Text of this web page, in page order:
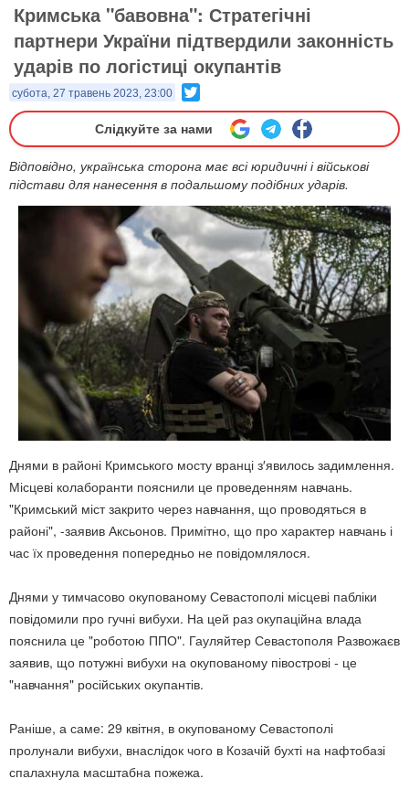
Кримська "бавовна": Стратегічні
партнери України підтвердили законність
ударів по логістиці окупантів
субота, 27 травень 2023, 23:00
Слідкуйте за нами
Відповідно, українська сторона має всі юридичні і військові
підстави для нанесення в подальшому подібних ударів.
Днями в районі Кримського мосту вранці з′явилось задимлення.
Місцеві колаборанти пояснили це проведенням навчань.
"Кримський міст закрито через навчання, що проводяться в
районі", -заявив Аксьонов. Примітно, що про характер навчань і
час їх проведення попередньо не повідомлялося.
Днями у тимчасово окупованому Севастополі місцеві пабліки
повідомили про гучні вибухи. На цей раз окупаційна влада
пояснила це "роботою ППО". Гауляйтер Севастополя Развожаєв
заявив, що потужні вибухи на окупованому півострові - це
"навчання" російських окупантів.
Раніше, а саме: 29 квітня, в окупованому Севастополі
пролунали вибухи, внаслідок чого в Козачій бухті на нафтобазі
спалахнула масштабна пожежа.